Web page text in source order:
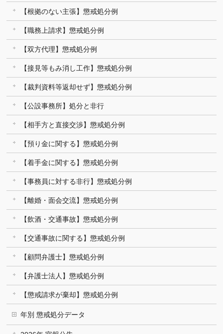
【根拠のない主張】懲戒処分例
【職務上請求】懲戒処分例
【双方代理】懲戒処分例
【接見等もみ消し工作】懲戒処分例
【裁判資料等返却せず】懲戒処分例
【公設事務所】処分と非行
【相手方と直接交渉】懲戒処分例
【預り金に関する】懲戒処分例
【着手金に関する】懲戒処分例
【事務員に対する非行】懲戒処分例
【離婚・面会交流】懲戒処分例
【飲酒・交通事故】懲戒処分例
【交通事故に関する】懲戒処分例
【顧問弁護士】懲戒処分例
【弁護士法人】懲戒処分例
【懲戒請求が棄却】懲戒処分例
年別 懲戒処分データ